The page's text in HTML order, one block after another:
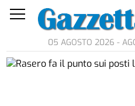
05 AGOSTO 2026 -